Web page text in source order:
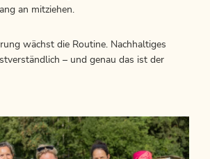
an mitziehen.
wächst die Routine. Nachhaltiges
– und genau das ist der